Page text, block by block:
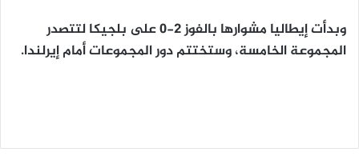
وبدأت إيطاليا مشوارها بالفوز 2-0 على بلجيكا لتتصدر
المجموعة الخامسة، وستختتم دور المجموعات أمام إيرلندا.